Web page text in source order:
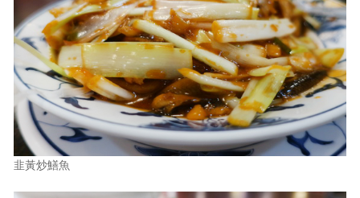
韭黃炒鱔魚